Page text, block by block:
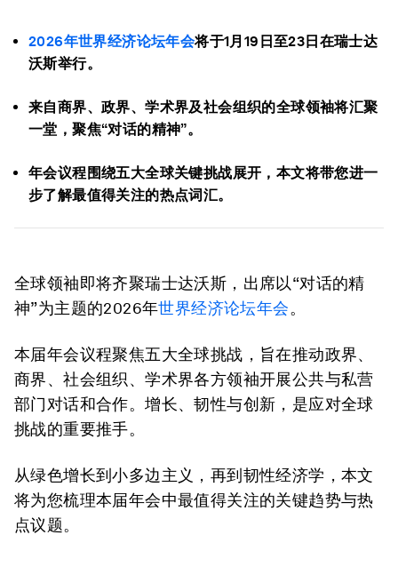
2026年世界经济论坛年会将于1月19日至23日在瑞士达
沃斯举行。
来自商界、政界、学术界及社会组织的全球领袖将汇聚
一堂，聚焦“对话的精神”。
年会议程围绕五大全球关键挑战展开，本文将带您进一
步了解最值得关注的热点词汇。
全球领袖即将齐聚瑞士达沃斯，出席以“对话的精
神”为主题的2026年世界经济论坛年会。
本届年会议程聚焦五大全球挑战，旨在推动政界、
商界、社会组织、学术界各方领袖开展公共与私营
部门对话和合作。增长、韧性与创新，是应对全球
挑战的重要推手。
从绿色增长到小多边主义，再到韧性经济学，本文
将为您梳理本届年会中最值得关注的关键趋势与热
点议题。